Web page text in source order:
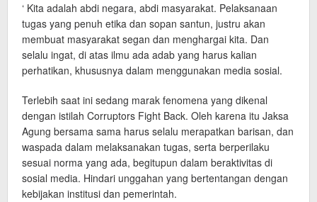
‘ Kita adalah abdi negara, abdi masyarakat. Pelaksanaan
tugas yang penuh etika dan sopan santun, justru akan
membuat masyarakat segan dan menghargai kita. Dan
selalu ingat, di atas ilmu ada adab yang harus kalian
perhatikan, khususnya dalam menggunakan media sosial.
Terlebih saat ini sedang marak fenomena yang dikenal
dengan istilah Corruptors Fight Back. Oleh karena itu Jaksa
Agung bersama sama harus selalu merapatkan barisan, dan
waspada dalam melaksanakan tugas, serta berperilaku
sesuai norma yang ada, begitupun dalam beraktivitas di
sosial media. Hindari unggahan yang bertentangan dengan
kebijakan institusi dan pemerintah.